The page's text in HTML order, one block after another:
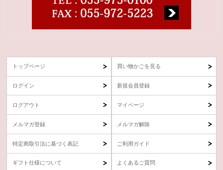
トップページ 買い物かごを見る
ログイン 新規会員登録
ログアウト マイページ
メルマガ登録 メルマガ解除
特定商取引法に基づく表記 ご利用ガイド
ギフト仕様について よくあるご質問